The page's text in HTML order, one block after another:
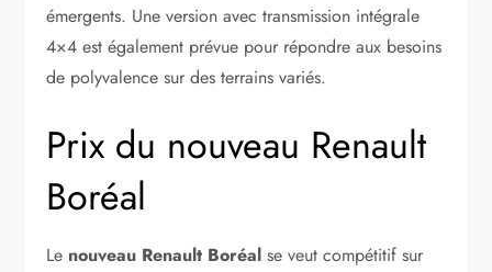
émergents. Une version avec transmission intégrale
4×4 est également prévue pour répondre aux besoins
de polyvalence sur des terrains variés.
Prix du nouveau Renault
Boréal
Le nouveau Renault Boréal se veut compétitif sur